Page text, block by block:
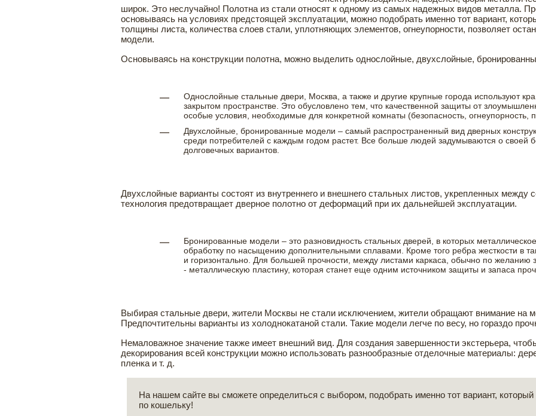
широк. Это неслучайно! Полотна из стали относят к одному из самых надежных видов металла.
основываясь на условиях предстоящей эксплуатации, можно подобрать именно тот вариант,
толщины листа, количества слоев стали, уплотняющих элементов, огнеупорности, позволяет
модели.
Основываясь на конструкции полотна, можно выделить однослойные, двухслойные,
Однослойные стальные двери, Москва, а также и другие крупные города используют
закрытом пространстве. Это обусловлено тем, что качественной защиты от
особые условия, необходимые для конкретной комнаты (безопасность, огнеупорность,
Двухслойные, бронированные модели – самый распространенный вид дверных
среди потребителей с каждым годом растет. Все больше людей задумываются о своей
долговечных вариантов.
Двухслойные варианты состоят из внутреннего и внешнего стальных листов, укрепленных
технология предотвращает дверное полотно от деформаций при их дальнейшей эксплуатации.
Бронированные модели – это разновидность стальных дверей, в которых
обработку по насыщению дополнительными сплавами. Кроме того ребра жесткости в
и горизонтально. Для большей прочности, между листами каркаса, обычно по желанию
- металлическую пластину, которая станет еще одним источником защиты и запаса
Выбирая стальные двери, жители Москвы не стали исключением, жители обращают внимание на
Предпочтительны варианты из холоднокатаной стали. Такие модели легче по весу, но гораздо
Немаловажное значение также имеет внешний вид. Для создания завершенности экстерьера,
декорирования всей конструкции можно использовать разнообразные отделочные материалы:
пленка и т. д.
На нашем сайте вы сможете определиться с выбором, подобрать именно тот вариант,
по кошельку!